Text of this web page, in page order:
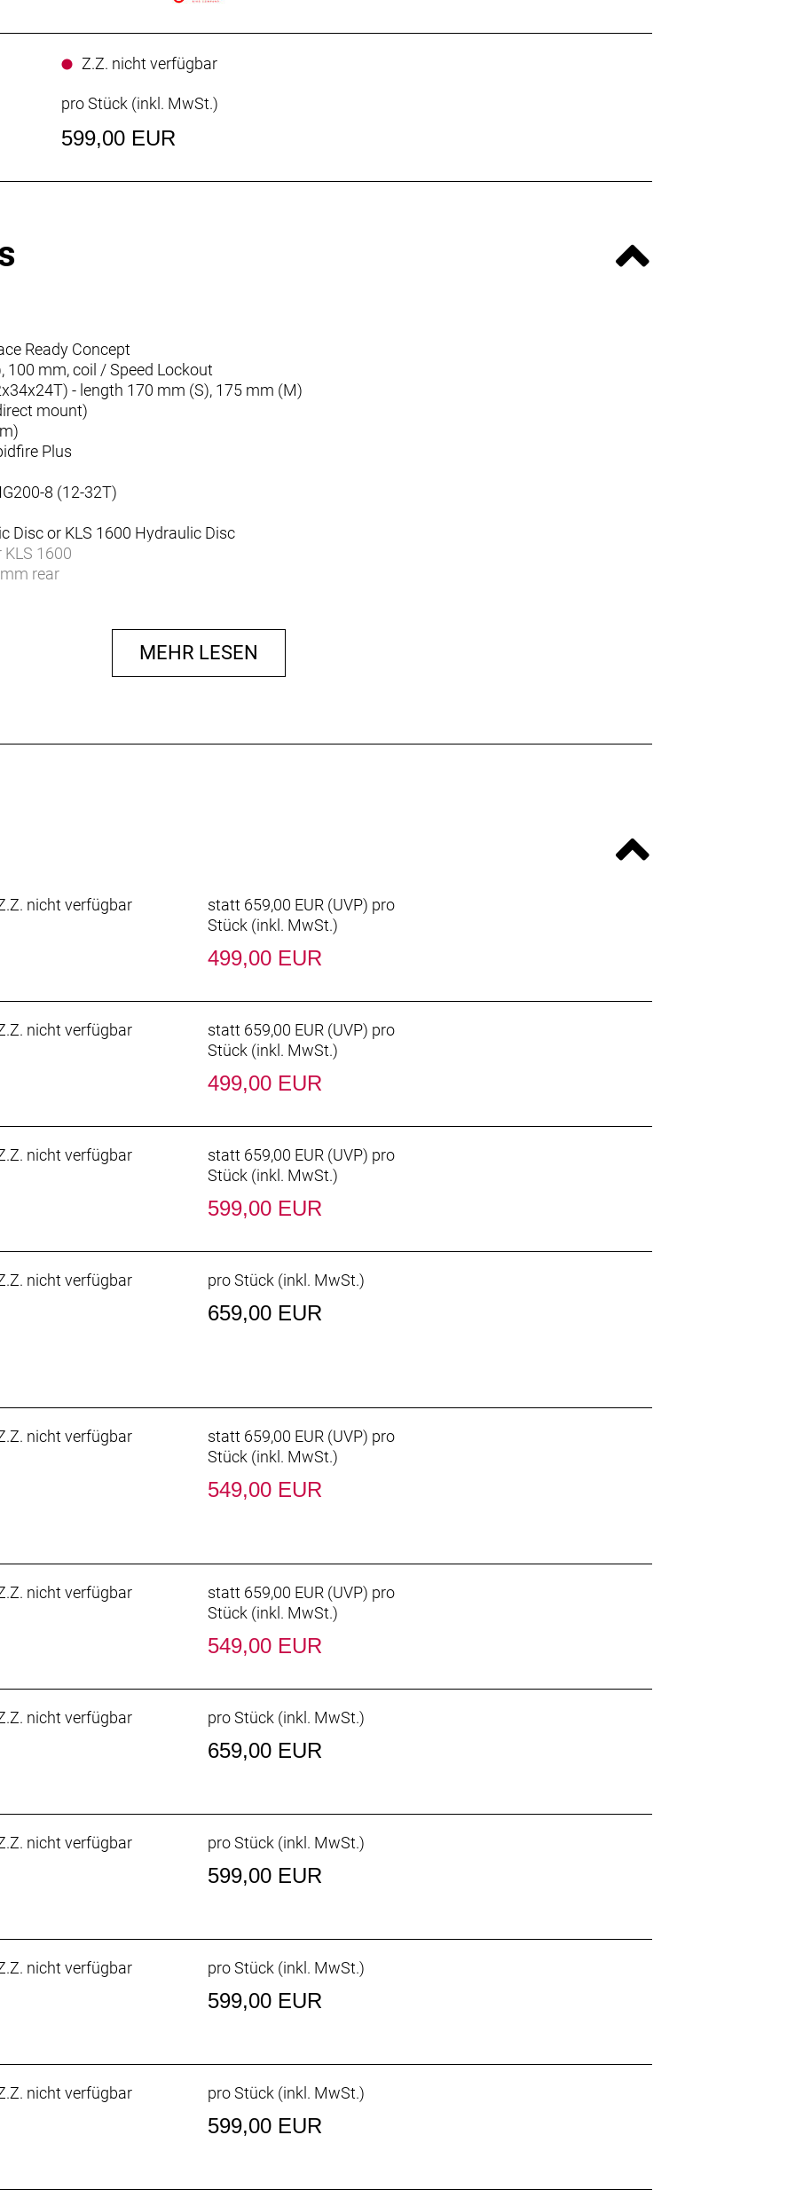
Z.Z. nicht verfügbar
pro Stück (inkl. MwSt.)
599,00 EUR
Ready Concept
100 mm, coil / Speed Lockout
- length 170 mm (S), 175 mm (M)
mount)
Plus
8 (12-32T)
Disc or KLS 1600 Hydraulic Disc
1600
rear
MEHR LESEN
nicht verfügbar statt 659,00 EUR(UVP) pro
Stück (inkl. MwSt.)
499,00 EUR
nicht verfügbar statt 659,00 EUR(UVP) pro
Stück (inkl. MwSt.)
499,00 EUR
nicht verfügbar statt 659,00 EUR(UVP) pro
Stück (inkl. MwSt.)
599,00 EUR
nicht verfügbar pro Stück (inkl. MwSt.)
659,00 EUR
nicht verfügbar statt 659,00 EUR(UVP) pro
Stück (inkl. MwSt.)
549,00 EUR
nicht verfügbar statt 659,00 EUR(UVP) pro
Stück (inkl. MwSt.)
549,00 EUR
nicht verfügbar pro Stück (inkl. MwSt.)
659,00 EUR
nicht verfügbar pro Stück (inkl. MwSt.)
599,00 EUR
nicht verfügbar pro Stück (inkl. MwSt.)
599,00 EUR
nicht verfügbar pro Stück (inkl. MwSt.)
599,00 EUR